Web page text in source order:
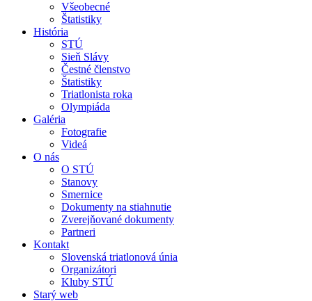
Všeobecné
Štatistiky
História
STÚ
Sieň Slávy
Čestné členstvo
Štatistiky
Triatlonista roka
Olympiáda
Galéria
Fotografie
Videá
O nás
O STÚ
Stanovy
Smernice
Dokumenty na stiahnutie
Zverejňované dokumenty
Partneri
Kontakt
Slovenská triatlonová únia
Organizátori
Kluby STÚ
Starý web